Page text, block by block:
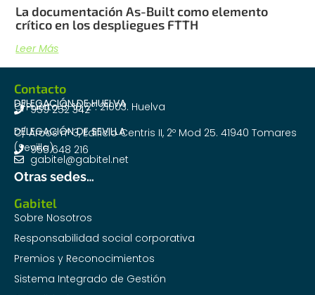
La documentación As-Built como elemento
crítico en los despliegues FTTH
Leer Más
Gabitel
Sobre Nosotros
Responsabilidad social corporativa
Premios y Reconocimientos
Sistema Integrado de Gestión
Contacto
DELEGACIÓN DE HUELVA
C/Puerto 8-10, 2º. 21003. Huelva
959 252 342
DELEGACIÓN DE SEVILLA
C/ Arcos nº 3, Edificio Centris II, 2º Mod 25. 41940 Tomares
(Sevilla)
955 648 216
gabitel@gabitel.net
Otras sedes…